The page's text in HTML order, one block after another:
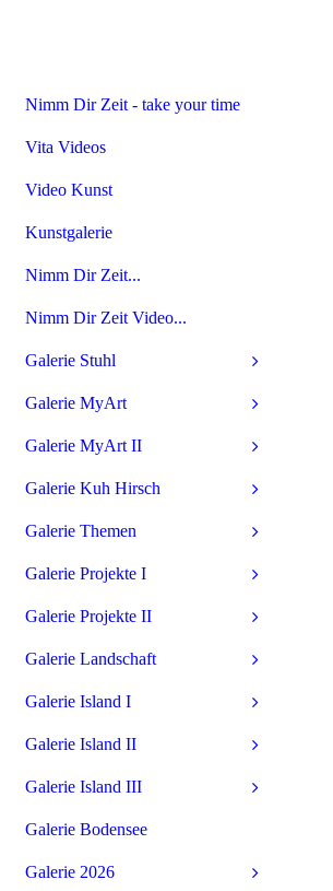
Nimm Dir Zeit - take your time
Vita Videos
Video Kunst
Kunstgalerie
Nimm Dir Zeit...
Nimm Dir Zeit Video...
Galerie Stuhl
Galerie MyArt
Galerie MyArt II
Galerie Kuh Hirsch
Galerie Themen
Galerie Projekte I
Galerie Projekte II
Galerie Landschaft
Galerie Island I
Galerie Island II
Galerie Island III
Galerie Bodensee
Galerie 2026